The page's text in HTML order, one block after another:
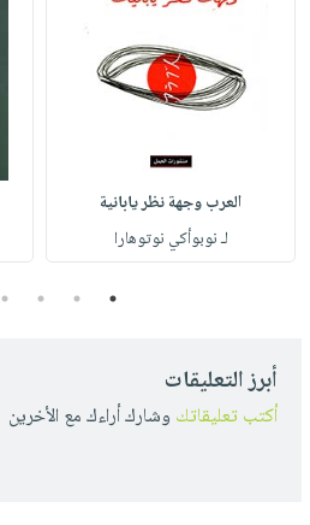
العرب وجهة نظر يابانية
لـ نوبوأكي نوتوهارا
1
2
3
4
أبرز التعليقات
أكتب تعليقاتك وشارك أراءك مع الأخرين